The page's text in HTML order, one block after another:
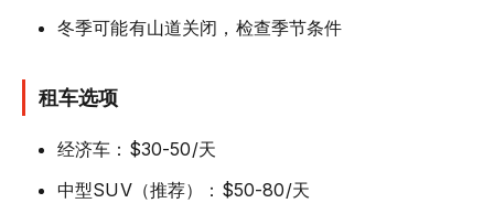
冬季可能有山道关闭，检查季节条件
租车选项
经济车：$30-50/天
中型SUV（推荐）：$50-80/天